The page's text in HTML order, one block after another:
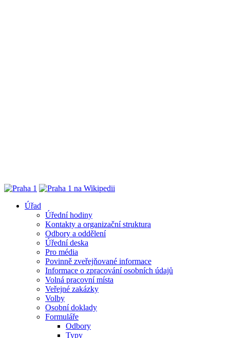
Úřad
Úřední hodiny
Kontakty a organizační struktura
Odbory a oddělení
Úřední deska
Pro média
Povinně zveřejňované informace
Informace o zpracování osobních údajů
Volná pracovní místa
Veřejné zakázky
Volby
Osobní doklady
Formuláře
Odbory
Typy